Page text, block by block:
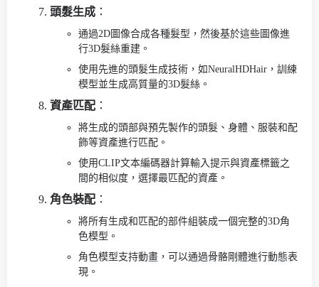
頭髮生成 ：
通過2D圖像合成各種髮型，然後基於這些圖像進
行3D髮絲重建。
使用先進的頭髮生成技術，如NeuralHDHair，訓練
模型並生成高質量的3D髮絲。
資產匹配 ：
將生成的頭部與預先製作的頭髮、身體、服裝和配
飾等資產進行匹配。
使用CLIP文本編碼器計算輸入提示與資產標籤之
間的相似度，選擇最匹配的資產。
角色裝配 ：
將所有生成和匹配的部件組裝成一個完整的3D角
色模型。
角色模型支持動畫，可以通過骨骼剛體進行動態表
現。